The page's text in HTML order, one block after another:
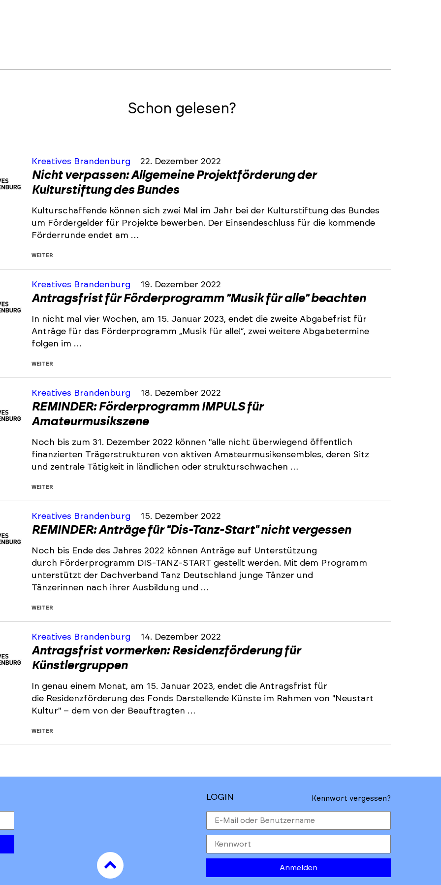
Schon gelesen?
Kreatives Brandenburg 22. Dezember 2022
Nicht verpassen: Allgemeine Projektförderung der
Kulturstiftung des Bundes
Kulturschaffende können sich zwei Mal im Jahr bei der Kulturstiftung des Bundes
um Fördergelder für Projekte bewerben. Der Einsendeschluss für die kommende
Förderrunde endet am …
WEITER
Kreatives Brandenburg 19. Dezember 2022
Antragsfrist für Förderprogramm "Musik für alle" beachten
In nicht mal vier Wochen, am 15. Januar 2023, endet die zweite Abgabefrist für
Anträge für das Förderprogramm „Musik für alle!“, zwei weitere Abgabetermine
folgen im …
WEITER
Kreatives Brandenburg 18. Dezember 2022
REMINDER: Förderprogramm IMPULS für
Amateurmusikszene
Noch bis zum 31. Dezember 2022 können "alle nicht überwiegend öffentlich
finanzierten Trägerstrukturen von aktiven Amateurmusikensembles, deren Sitz
und zentrale Tätigkeit in ländlichen oder strukturschwachen …
WEITER
Kreatives Brandenburg 15. Dezember 2022
REMINDER: Anträge für "Dis-Tanz-Start" nicht vergessen
Noch bis Ende des Jahres 2022 können Anträge auf Unterstützung
durch Förderprogramm DIS-TANZ-START gestellt werden. Mit dem Programm
unterstützt der Dachverband Tanz Deutschland junge Tänzer und
Tänzerinnen nach ihrer Ausbildung und …
WEITER
Kreatives Brandenburg 14. Dezember 2022
Antragsfrist vormerken: Residenzförderung für
Künstlergruppen
In genau einem Monat, am 15. Januar 2023, endet die Antragsfrist für
die Residenzförderung des Fonds Darstellende Künste im Rahmen von "Neustart
Kultur" – dem von der Beauftragten …
WEITER
to
top
LOGIN Kennwort vergessen?
Anmelden